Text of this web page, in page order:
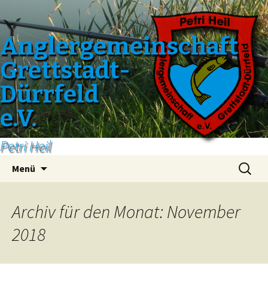
Anglergemeinschaft
Grettstadt-
Dürrfeld
e.V.
Petri Heil
Menü
Suchen
nach:
Archiv für den Monat: November
2018